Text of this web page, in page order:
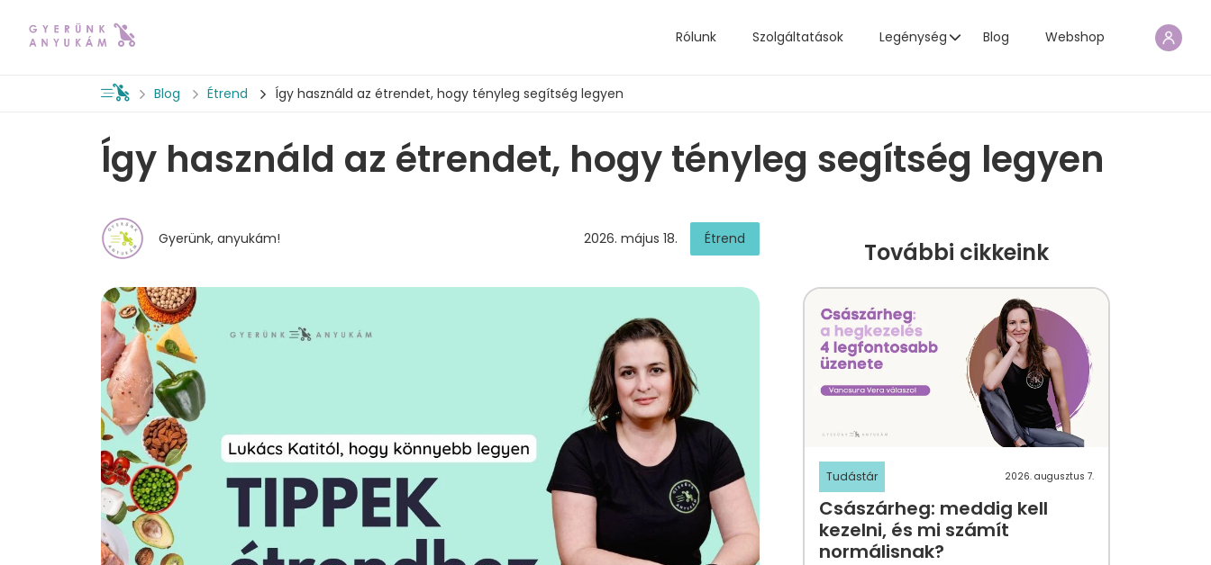
Rólunk Szolgáltatások Legénység Blog Webshop
Blog Étrend Így használd az étrendet, hogy tényleg segítség legyen
Így használd az étrendet, hogy tényleg segítség legyen
Gyerünk, anyukám! 2026. május 18. Étrend További cikkeink
Tudástár 2026. augusztus 7.
Császárheg: meddig kell
kezelni, és mi számít
normálisnak?